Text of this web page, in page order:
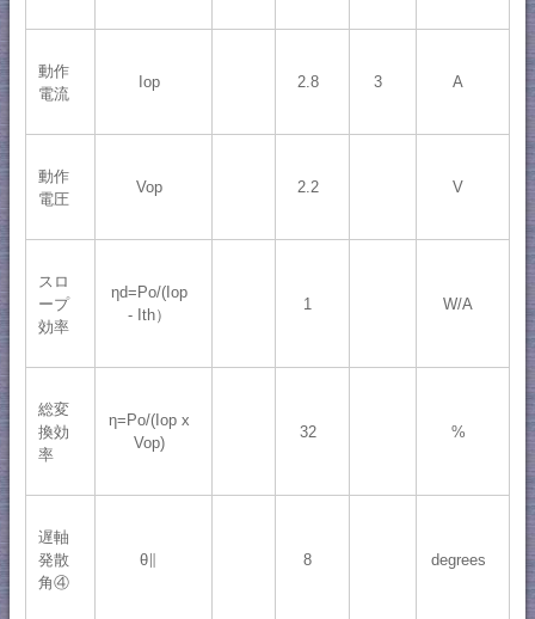
動作
電流
Iop 2.8 3 A
動作
電圧
Vop 2.2 V
スロ
ープ
効率
ηd=Po/(Iop
- Ith）
1 W/A
総変
換効
率
η=Po/(Iop x
Vop)
32 %
遅軸
発散
角④
θ∥ 8 degrees